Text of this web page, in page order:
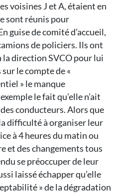
voisines J et A, étaient en
sont réunis pour
guise de comité d’accueil,
de policiers. Ils ont
la direction SVCO pour lui
le compte de «
» le manque
le fait qu’elle n’ait
conducteurs. Alors que
difficulté à organiser leur
à 4 heures du matin ou
et des changements tous
se préoccuper de leur
laissé échapper qu’elle
» de la dégradation